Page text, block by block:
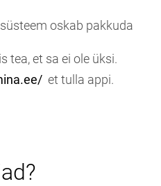
oskab pakkuda
tea, et sa ei ole üksi.
et tulla appi.